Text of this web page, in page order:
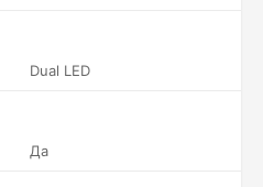
Dual LED
Да